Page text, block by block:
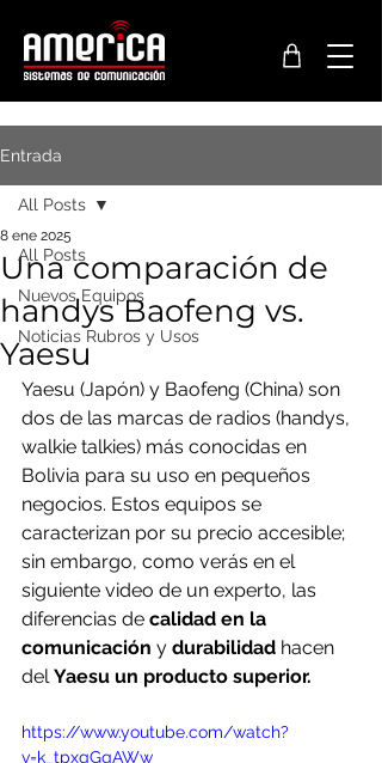
Entrada
All Posts
Nuevos Equipos
Noticias Rubros y Usos
All Posts
Una comparación de
handys Baofeng vs.
Yaesu
8 ene 2025
Yaesu (Japón) y Baofeng (China) son
dos de las marcas de radios (handys,
walkie talkies) más conocidas en
Bolivia para su uso en pequeños
negocios. Estos equipos se
caracterizan por su precio accesible;
sin embargo, como verás en el
siguiente video de un experto, las
diferencias de calidad en la
comunicación y durabilidad hacen
del Yaesu un producto superior.
https://www.youtube.com/watch?
v=k_tpxqGqAWw